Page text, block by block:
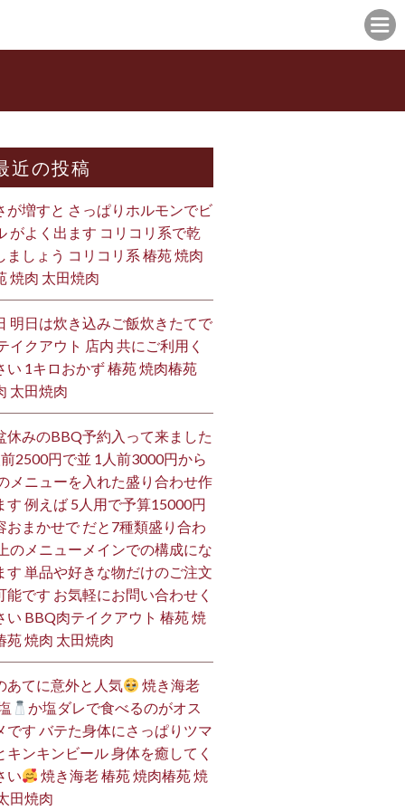
近の投稿
が増すと さっぱりホルモンでビ
がよく出ます コリコリ系で乾
ましょう コリコリ系 椿苑 焼肉
焼肉 太田焼肉
明日は炊き込みご飯炊きたてで
イクアウト 店内 共にご利用く
い 1キロおかず 椿苑 焼肉椿苑
太田焼肉
休みのBBQ予約入って来ました
2500円で並 1人前3000円から
メニューを入れた盛り合わせ作
す 例えば 5人用で予算15000円
おまかせで だと7種類盛り合わ
のメニューメインでの構成にな
す 単品や好きな物だけのご注文
能です お気軽にお問い合わせく
い BBQ肉テイクアウト 椿苑 焼
苑 焼肉 太田焼肉
あてに意外と人気
焼き海老
か塩ダレで食べるのがオス
です バテた身体にさっぱりツマ
キンキンビール 身体を癒してく
い
焼き海老 椿苑 焼肉椿苑 焼
田焼肉